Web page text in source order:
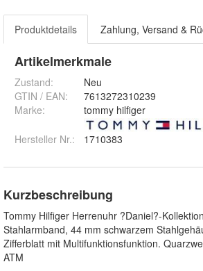
Produktdetails Zahlung, Versand &
Artikelmerkmale
Zustand:
Neu
GTIN / EAN:
7613272310239
Marke:
tommy hilfiger
Hersteller Nr.: 1710383
Kurzbeschreibung
Tommy Hilfiger Herrenuhr ?Daniel?-
Stahlarmband, 44 mm schwarzem
Zifferblatt mit Multifunktionsfunktion.
ATM